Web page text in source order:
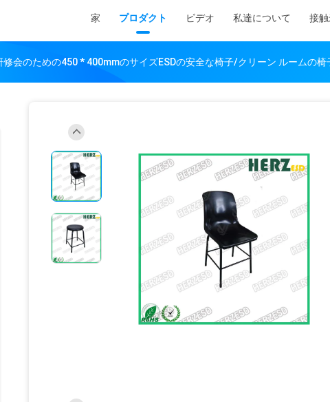
家 プロダクト ビデオ 私達について 接触
修会のための450 * 400mmのサイズESDの安全な椅子/クリーン ルームの椅